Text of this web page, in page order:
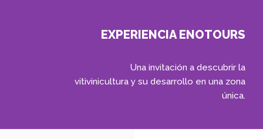
EXPERIENCIA ENOTOURS
Una invitación a descubrir la
vitivinicultura y su desarrollo en una zona
única.